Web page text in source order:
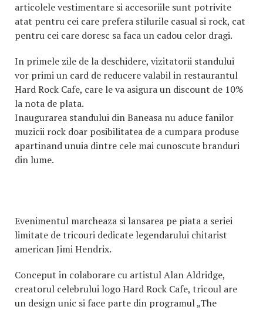
articolele vestimentare si accesoriile sunt potrivite
atat pentru cei care prefera stilurile casual si rock, cat
pentru cei care doresc sa faca un cadou celor dragi.
In primele zile de la deschidere, vizitatorii standului
vor primi un card de reducere valabil in restaurantul
Hard Rock Cafe, care le va asigura un discount de 10%
la nota de plata.
Inaugurarea standului din Baneasa nu aduce fanilor
muzicii rock doar posibilitatea de a cumpara produse
apartinand unuia dintre cele mai cunoscute branduri
din lume.
Evenimentul marcheaza si lansarea pe piata a seriei
limitate de tricouri dedicate legendarului chitarist
american Jimi Hendrix.
Conceput in colaborare cu artistul Alan Aldridge,
creatorul celebrului logo Hard Rock Cafe, tricoul are
un design unic si face parte din programul „The